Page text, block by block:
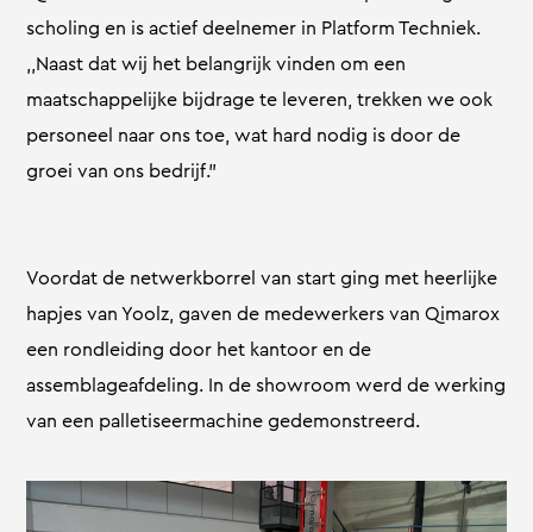
scholing en is actief deelnemer in Platform Techniek.
,,Naast dat wij het belangrijk vinden om een
maatschappelijke bijdrage te leveren, trekken we ook
personeel naar ons toe, wat hard nodig is door de
groei van ons bedrijf.”
Voordat de netwerkborrel van start ging met heerlijke
hapjes van Yoolz, gaven de medewerkers van Qimarox
een rondleiding door het kantoor en de
assemblageafdeling. In de showroom werd de werking
van een palletiseermachine gedemonstreerd.